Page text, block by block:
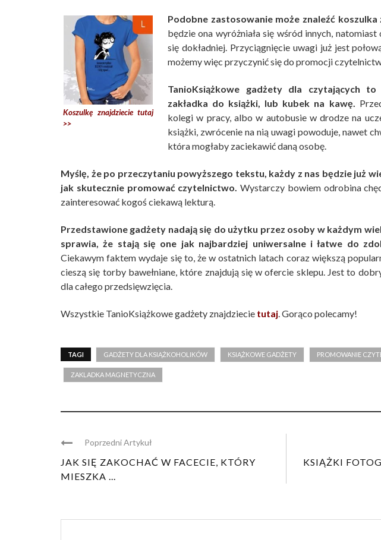
Koszulkę znajdziecie tutaj
>>
Podobne zastosowanie może znaleźć koszulka
będzie ona wyróżniała się wśród innych,
się dokładniej. Przyciągnięcie uwagi już jest
możemy więc przyczynić się do promocji
TanioKsiążkowe gadżety dla czytających
zakładka do książki, lub kubek na kawę.
kolegi w pracy, albo w autobusie w drodze na
książki, zwrócenie na nią uwagi powoduje, nawet
która mogłaby zaciekawić daną osobę.
Myślę, że po przeczytaniu powyższego tekstu, każdy z nas będzie już
jak skutecznie promować czytelnictwo. Wystarczy bowiem odrobina
zainteresować kogoś ciekawą lekturą.
Przedstawione gadżety nadają się do użytku przez osoby w każdym
sprawia, że stają się one jak najbardziej uniwersalne i łatwe do
Ciekawym faktem wydaje się to, że w ostatnich latach coraz większą
cieszą się torby bawełniane, które znajdują się w ofercie sklepu. Jest to
dla całego przedsięwzięcia.
Wszystkie TanioKsiążkowe gadżety znajdziecie tutaj. Gorąco polecamy!
TAGI GADŻETY DLA KSIĄŻKOHOLIKÓW KSIĄŻKOWE GADŻETY PROMOWANIE
ZAKLADKA MAGNETYCZNA
Poprzedni Artykuł
JAK SIĘ ZAKOCHAĆ W FACECIE, KTÓRY
MIESZKA ...
KSIĄŻKI